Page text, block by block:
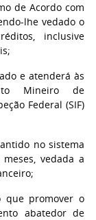
de Acordo com
lhe vedado o
inclusive
e atenderá às
Mineiro de
Federal (SIF)
no sistema
vedada a
que promover o
abatedor de